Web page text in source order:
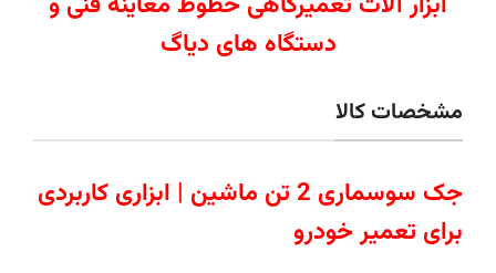
دستگاه های دیاگ
مشخصات کالا
جک سوسماری 2 تن ماشین | ابزاری کاربردی
برای تعمیر خودرو